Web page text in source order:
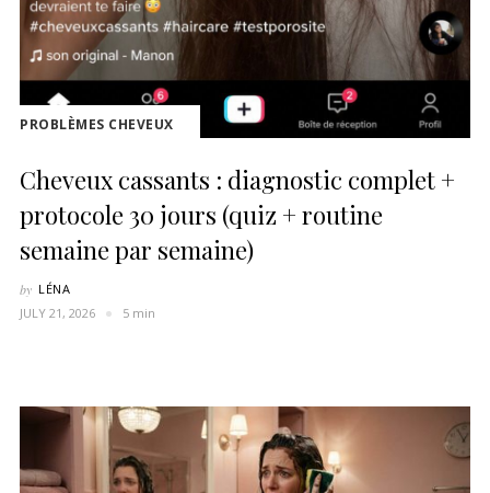
PROBLÈMES CHEVEUX
Cheveux cassants : diagnostic complet +
protocole 30 jours (quiz + routine
semaine par semaine)
by LÉNA
JULY 21, 2026
5 min